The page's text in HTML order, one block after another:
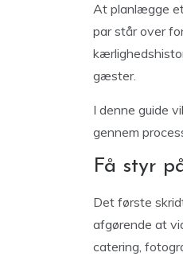
At planlægge
par står over
gæster.
I denne guide
gennem
Få styr
Det første
afgørende at
catering,